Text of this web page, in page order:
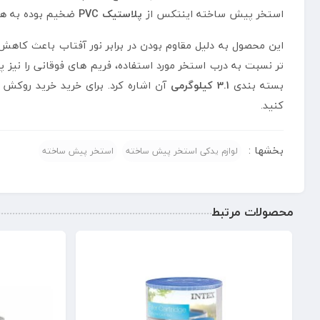
استخر پیش ساخته اینتکس از پلاستیک PVC
ضخیم بوده به
این محصول به دلیل مقاوم بودن در برابر نور آفتاب باعث
بسته بندی 3.1 کیلوگرمی
آن اشاره کرد. برای خرید خرید روکش استخر پیش
کنید.
بخشها : لوازم یدکی استخر پیش ساخته استخر پیش ساخته
محصولات مرتبط